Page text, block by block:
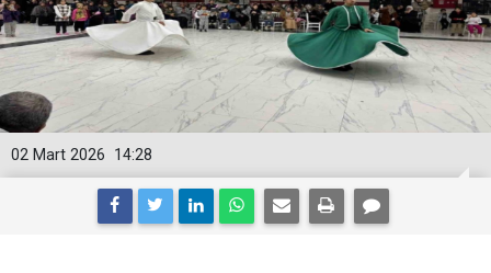
14:28
02 Mart 2026